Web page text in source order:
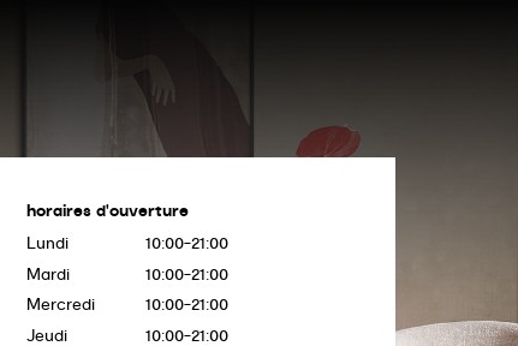
horaires d'ouverture
Lundi
10:00-21:00
Mardi
10:00-21:00
Mercredi
10:00-21:00
Jeudi
10:00-21:00